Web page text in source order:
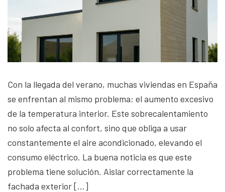
Con la llegada del verano, muchas viviendas en España
se enfrentan al mismo problema: el aumento excesivo
de la temperatura interior. Este sobrecalentamiento
no solo afecta al confort, sino que obliga a usar
constantemente el aire acondicionado, elevando el
consumo eléctrico. La buena noticia es que este
problema tiene solución. Aislar correctamente la
fachada exterior […]